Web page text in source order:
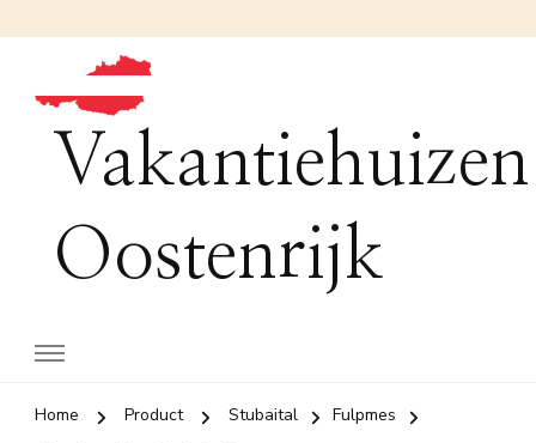
Vakantiehuizen
Oostenrijk
Home Product Stubaital
Fulpmes